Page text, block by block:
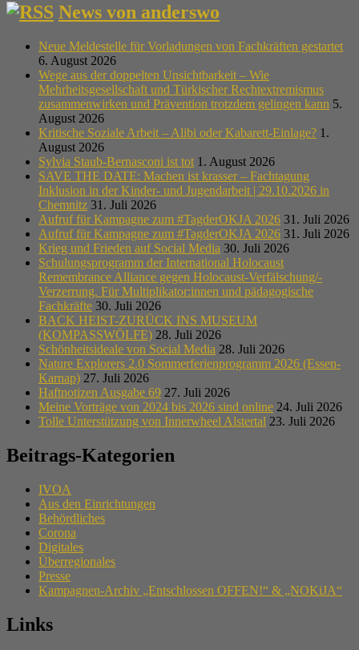
News von anderswo
Neue Meldestelle für Vorladungen von Fachkräften gestartet
6. August 2026
Wege aus der doppelten Unsichtbarkeit – Wie
Mehrheitsgesellschaft und Türkischer Rechtextremismus
zusammenwirken und Prävention trotzdem gelingen kann 5.
August 2026
Kritische Soziale Arbeit – Alibi oder Kabarett-Einlage? 1.
August 2026
Sylvia Staub-Bernasconi ist tot 1. August 2026
SAVE THE DATE: Machen ist krasser – Fachtagung
Inklusion in der Kinder- und Jugendarbeit | 29.10.2026 in
Chemnitz 31. Juli 2026
Aufruf für Kampagne zum #TagderOKJA 2026 31. Juli 2026
Aufruf für Kampagne zum #TagderOKJA 2026 31. Juli 2026
Krieg und Frieden auf Social Media 30. Juli 2026
Schulungsprogramm der International Holocaust
Remembrance Alliance gegen Holocaust-Verfälschung/-
Verzerrung. Für Multiplikator:innen und pädagogische
Fachkräfte 30. Juli 2026
BACK HEIST-ZURÜCK INS MUSEUM
(KOMPASSWÖLFE) 28. Juli 2026
Schönheitsideale von Social Media 28. Juli 2026
Nature Explorers 2.0 Sommerferienprogramm 2026 (Essen-
Karnap) 27. Juli 2026
Haftnotizen Ausgabe 69 27. Juli 2026
Meine Vorträge von 2024 bis 2026 sind online 24. Juli 2026
Tolle Unterstützung von Innerwheel Alstertal 23. Juli 2026
Beitrags-Kategorien
IVOA
Aus den Einrichtungen
Behördliches
Corona
Digitales
Überregionales
Presse
Kampagnen-Archiv „Entschlossen OFFEN!“ & „NOKiJA“
Links